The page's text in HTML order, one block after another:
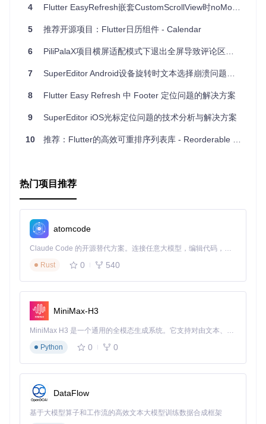
验的应用，该项目提供的组件将大大提升开发效率。
4. 项目特点
灵活性：组件设计考虑到了多种潜在的使用情况，适应性
易于集成：简单的 API 设计使得快速集成成为可能，降低学
动态计算：自动计算部分参数，适应性强，无论是在布局完
完善的示例：项目附带详细的示例代码，方便开发者理解和
用程序焕发出新的活力！
4 Flutter EasyRefresh嵌套CustomScrollView时noMore文案消失问题解析
5 推荐开源项目：Flutter日历组件 - Calendar
6 PiliPalaX项目横屏适配模式下退出全屏导致评论区消失问题分析
7 SuperEditor Android设备旋转时文本选择崩溃问题分析与修复
8 Flutter Easy Refresh 中 Footer 定位问题的解决方案
9 SuperEditor iOS光标定位问题的技术分析与解决方案
10 推荐：Flutter的高效可重排序列表库 - Reorderable List
热门项目推荐
atomcode
Claude Code 的开源替代方案。连接任意大模型，编辑代码，运行命令，自动验证 — 全自动执行。用 Rust 构建，极致性能。 ｜ An open-source alternative to Claude Code. Connect any LLM, edit code, run commands, and verify changes — autonomously. Built in Rust for speed. Get Started
Rust
0 540
MiniMax-H3
MiniMax H3 是一个通用的全模态生成系统。它支持对由文本、图像、视频和音频组成的多模态上下文进行统一理解，并能生成分辨率高达 2K、时长可达 15 秒的带原生立体声音频的视频。得益于面向任务泛化的系统设计，H3 在预训练阶段就已具备广泛的多模态上下文理解与生成能力，能够出色地执行复杂的多模态指令。
Python
0 0
DataFlow
基于大模型算子和工作流的高效文本大模型训练数据合成框架